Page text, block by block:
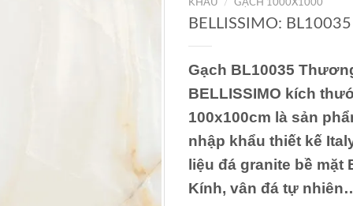
KHẨU
/ GẠCH 1000X1000
BELLISSIMO: BL10035
Gạch BL10035
BELLISSIMO kích
100x100cm là sản
nhập khẩu thiết kế
liệu đá granite bề mặt
Kính, vân đá tự